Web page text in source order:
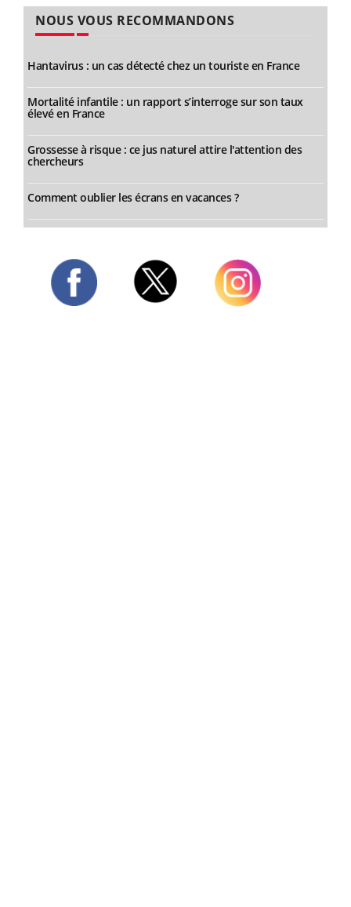
NOUS VOUS RECOMMANDONS
Hantavirus : un cas détecté chez un touriste en France
Mortalité infantile : un rapport s’interroge sur son taux
élevé en France
Grossesse à risque : ce jus naturel attire l'attention des
chercheurs
Comment oublier les écrans en vacances ?